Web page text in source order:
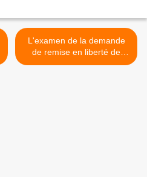
L'examen de la demande
de remise en liberté de
Nkunda reporté >